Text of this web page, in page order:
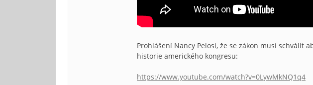
Prohlášení Nancy Pelosi, že se zákon musí schválit
historie amerického kongresu:
https://www.youtube.com/watch?v=0LywMkNQ1q4